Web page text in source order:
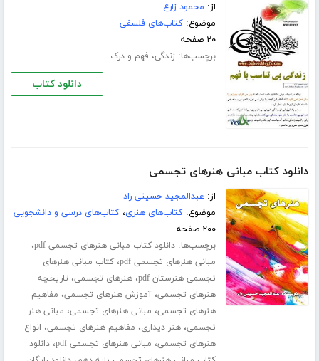
از: محمود زارع
موضوع:کتاب‌های فلسفی
۲۰ صفحه
برچسب‌ها: زندگی، فهم و درک
دانلود کتاب
دانلود کتاب مبانی هنرهای تجسمی
از: عبدالمجید حسینی راد
موضوع:کتاب‌های هنری،کتاب‌های درسی و دانشجویی
۲۰۰ صفحه
برچسب‌ها:دانلود کتاب مبانی هنرهای تجسمی pdf ،
مبانی هنرهای تجسمی pdf ،کتاب مبانی هنرهای
تجسمی هنرستان pdf
،هنرهای تجسمی، تاریخچه
هنرهای تجسمی،آموزش هنرهای تجسمی، مفاهیم
هنرهای تجسمی، مبانی هنرهای تجسمی، مبانی هنر
تجسمی،هنر دیداری، مفاهیم هنرهای تجسمی، انواع
هنرهای تجسمی، مبانی هنرهای تجسمی pdf ،دانلود